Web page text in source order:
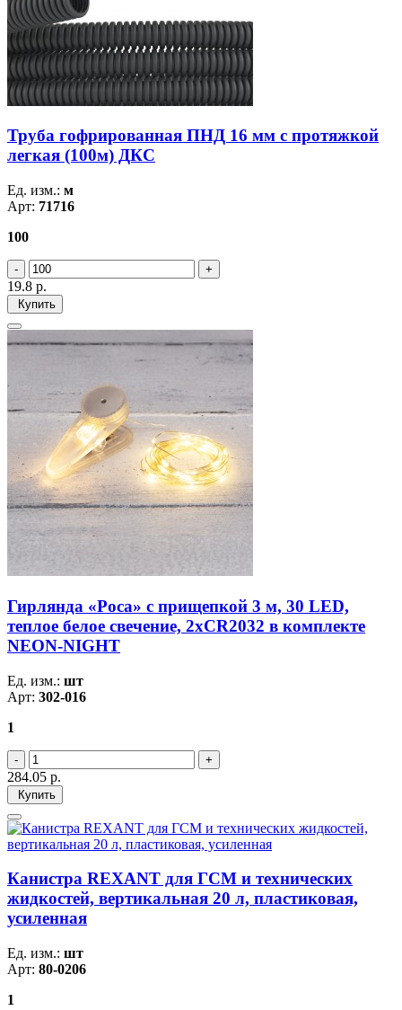
Труба гофрированная ПНД 16 мм с протяжкой
легкая (100м) ДКС
Ед. изм.: м
Арт: 71716
100
19.8 р.
Купить
Гирлянда «Роса» с прищепкой 3 м, 30 LED,
теплое белое свечение, 2хCR2032 в комплекте
NEON-NIGHT
Ед. изм.: шт
Арт: 302-016
1
284.05 р.
Купить
Канистра REXANT для ГСМ и технических
жидкостей, вертикальная 20 л, пластиковая,
усиленная
Ед. изм.: шт
Арт: 80-0206
1